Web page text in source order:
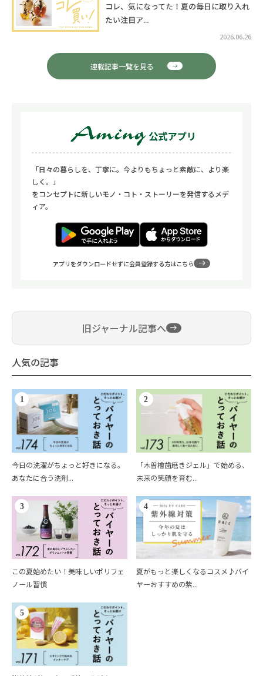
2026.06.26
コレ、気になってた！夏の毎日に取り入れ
たい注目ア...
連載記事一覧を見る
「日々の暮らしを、丁寧に。今よりもちょっと素敵に、より楽
しく。」
をコンセプトに新しいモノ・コト・ストーリーを発信するメデ
ィア。
アプリをダウンロードせずに会員登録する方はこちら
旧ジャーナル記事へ
人気の記事
1
今日の洗濯がちょっと好きになる。
あなたに合う洗剤...
2
「木曽檜歯磨きジェル」で始める、
未来の笑顔を育む...
3
この夏始めたい！美味しいポリフェ
ノール習慣
4
夏がもっと楽しくなるコスメ♪バイ
ヤーおすすめの紫...
5